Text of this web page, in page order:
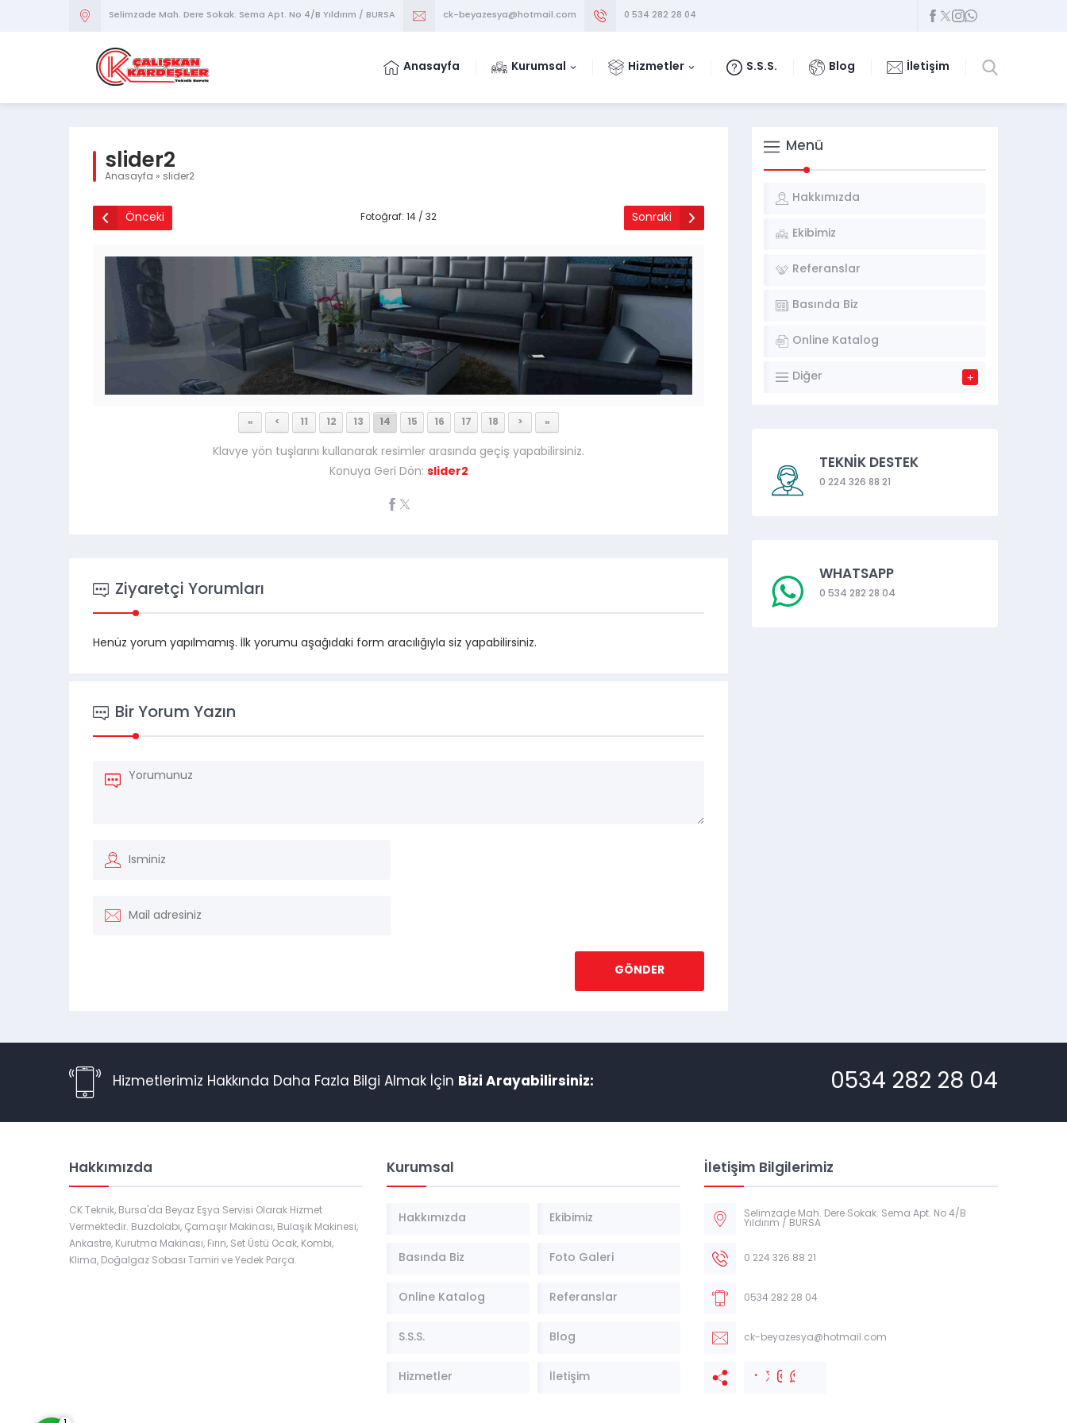
Selimzade Mah. Dere Sokak. Sema Apt. No 4/B Yıldırım / BURSA ck-beyazesya@hotmail.com 0 534 282 28 04
Anasayfa Kurumsal Hizmetler S.S.S. Blog İletişim
slider2
Anasayfa » slider2
Önceki Fotoğraf: 14 / 32 Sonraki
« < 11 12 13 14 15 16 17 18 > »
Klavye yön tuşlarını kullanarak resimler arasında geçiş yapabilirsiniz.
Konuya Geri Dön: slider2
Ziyaretçi Yorumları
Henüz yorum yapılmamış. İlk yorumu aşağıdaki form aracılığıyla siz yapabilirsiniz.
Bir Yorum Yazın
Menü
Hakkımızda
Ekibimiz
Referanslar
Basında Biz
Online Katalog
Diğer
TEKNİK DESTEK
0 224 326 88 21
WHATSAPP
0 534 282 28 04
Hizmetlerimiz Hakkında Daha Fazla Bilgi Almak İçin Bizi Arayabilirsiniz: 0534 282 28 04
Hakkımızda
CK Teknik, Bursa'da Beyaz Eşya Servisi Olarak Hizmet
Vermektedir. Buzdolabı, Çamaşır Makinası, Bulaşık Makinesi,
Ankastre, Kurutma Makinası, Fırın, Set Üstü Ocak, Kombi,
Klima, Doğalgaz Sobası Tamiri ve Yedek Parça.
Kurumsal
Hakkımızda Ekibimiz
Basında Biz Foto Galeri
Online Katalog Referanslar
S.S.S. Blog
Hizmetler İletişim
İletişim Bilgilerimiz
Selimzade Mah. Dere Sokak. Sema Apt. No 4/B
Yıldırım / BURSA
0 224 326 88 21
0534 282 28 04
ck-beyazesya@hotmail.com
Müşteri Temsilcisi